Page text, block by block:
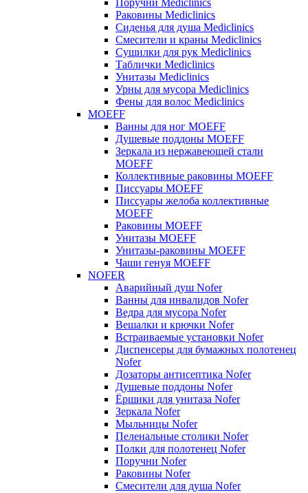
Поручни Mediclinics
Раковины Mediclinics
Сиденья для душа Mediclinics
Смесители и краны Mediclinics
Сушилки для рук Mediclinics
Таблички Mediclinics
Унитазы Mediclinics
Урны для мусора Mediclinics
Фены для волос Mediclinics
MOEFF
Ванны для ног MOEFF
Душевые поддоны MOEFF
Зеркала из нержавеющей стали
MOEFF
Коллективные раковины MOEFF
Писсуары MOEFF
Писсуары желоба коллективные
MOEFF
Раковины MOEFF
Унитазы MOEFF
Унитазы-раковины MOEFF
Чаши генуя MOEFF
NOFER
Аварийный душ Nofer
Ванны для инвалидов Nofer
Ведра для мусора Nofer
Вешалки и крючки Nofer
Встраиваемые установки Nofer
Диспенсеры для бумажных полотенец
Nofer
Дозаторы антисептика Nofer
Душевые поддоны Nofer
Ёршики для унитаза Nofer
Зеркала Nofer
Мыльницы Nofer
Пеленальные столики Nofer
Полки для полотенец Nofer
Поручни Nofer
Раковины Nofer
Смесители для душа Nofer